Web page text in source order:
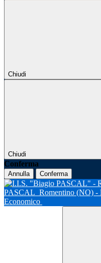
Chiudi
Chiudi
Conferma
Annulla Conferma
PASCAL Romentino (NO) -
Economico